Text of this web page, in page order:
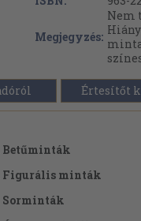
Megjegyzés:
Nem
Értesítőt
Betűminták
Figurális minták
Sorminták